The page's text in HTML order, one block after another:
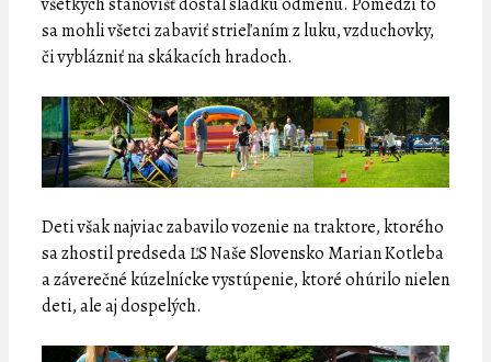
sa mohli všetci zabaviť strieľaním z luku, vzduchovky,
či vyblázniť na skákacích hradoch.
Deti však najviac zabavilo vozenie na traktore, ktorého
sa zhostil predseda ĽS Naše Slovensko Marian Kotleba
a záverečné kúzelnícke vystúpenie, ktoré ohúrilo nielen
deti, ale aj dospelých.